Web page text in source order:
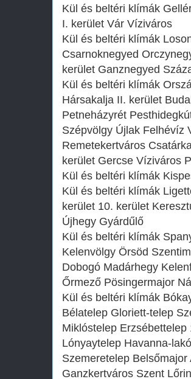
Kül és beltéri klímák
I. kerület Vár Víziváros
Kül és beltéri klímák
Csarnoknegyed
kerület Ganznegyed
Kül és beltéri klímák
Hársakalja II. kerület
Petneházyrét
Szépvölgy Újlak Felhévíz
Remetekertváros
kerület Gercse Víziváros
Kül és beltéri klímák
Kül és beltéri klímák
kerület 10. kerület
Újhegy Gyárdűlő
Kül és beltéri klímák
Kelenvölgy Örsöd
Dobogó Madárhegy
Őrmező Pösingermajor
Kül és beltéri klímák
Bélatelep Gloriett-telep
Miklóstelep
Lónyaytelep Havanna-
Szemeretelep
Ganzkertváros Szent